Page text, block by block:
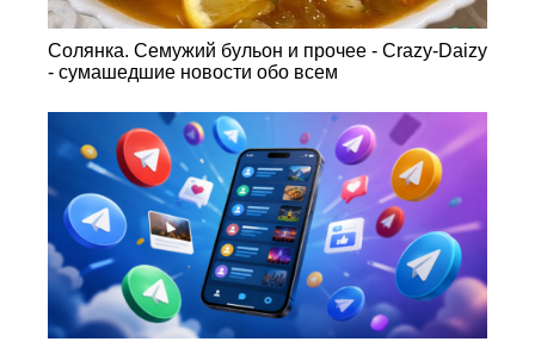
Солянка. Семужий бульон и прочее - Crazy-Daizy
- сумашедшие новости обо всем